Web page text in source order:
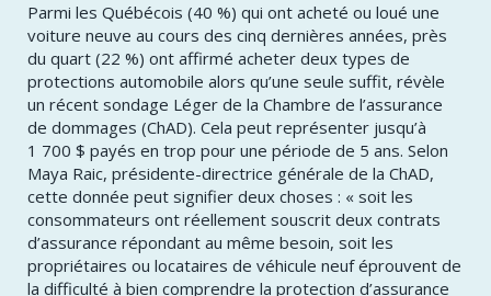
​​Parmi les Québécois (40 %) qui ont acheté ou loué une
voiture neuve au cours des cinq dernières années, près
du quart (22 %) ont affirmé acheter deux types de
protections automobile alors qu’une seule suffit, révèle
un récent sondage Léger de la Chambre de l’assurance
de dommages (ChAD). Cela peut représenter jusqu’à
1 700 $ payés en trop pour une période de 5 ans. Selon
Maya Raic, présidente-directrice générale de la ChAD,
cette donnée peut signifier deux choses : « soit les
consommateurs ont réellement souscrit deux contrats
d’assurance répondant au même besoin, soit les
propriétaires ou locataires de véhicule neuf éprouvent de
la difficulté à bien comprendre la protection d’assurance